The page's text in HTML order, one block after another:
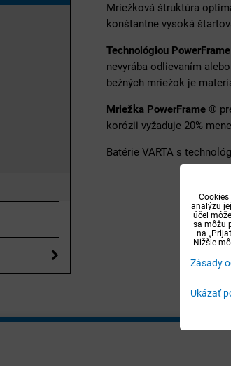
Mriežková štruktúra
konštantne vysoká
Technológiou
nevyrába odlievaním
bežných mriežok je
Mriežka PowerFrame ®
korózii vyžaduje 20%
Batérie VARTA s
analýzu
účel
sa môžu
na
Nižšie
Zásady
Ukázať